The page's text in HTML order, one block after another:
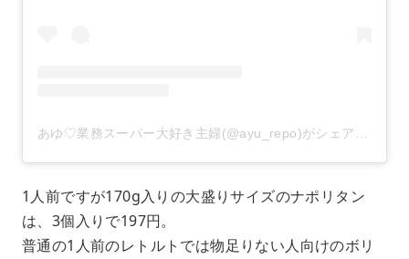
あゆ♡業務スーパー大好き主婦(@ayu_repo)がシェアした投稿
1人前ですが170g入りの大盛りサイズのナポリタン
は、3個入りで197円。
普通の1人前のレトルトでは物足りない人向けのボリ